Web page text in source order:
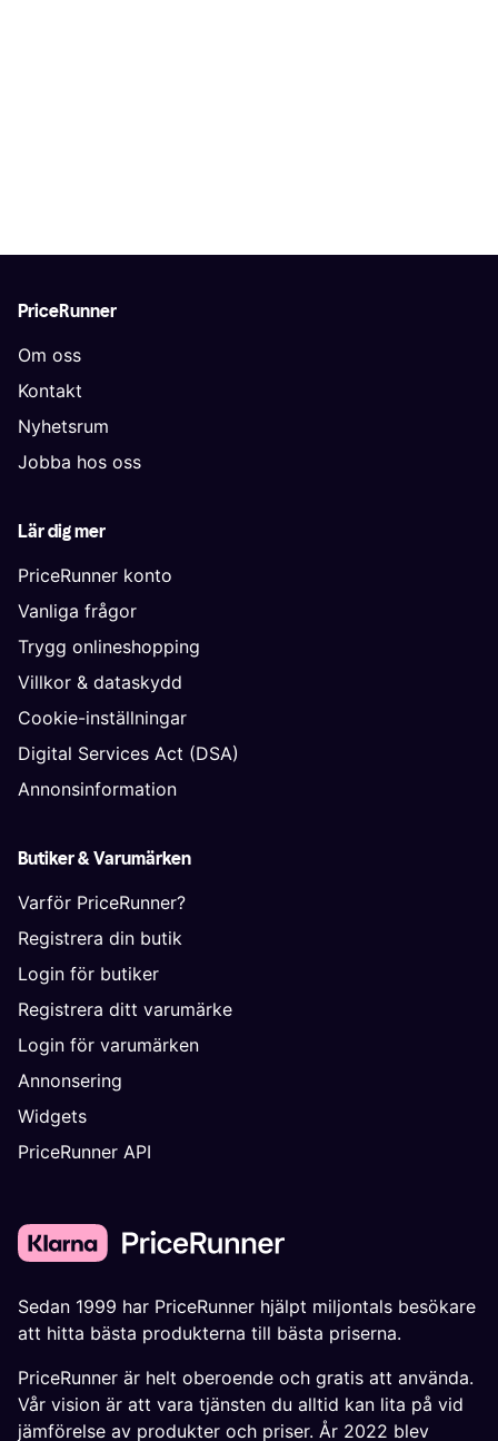
PriceRunner
Om oss
Kontakt
Nyhetsrum
Jobba hos oss
Lär dig mer
PriceRunner konto
Vanliga frågor
Trygg onlineshopping
Villkor & dataskydd
Cookie-inställningar
Digital Services Act (DSA)
Annonsinformation
Butiker & Varumärken
Varför PriceRunner?
Registrera din butik
Login för butiker
Registrera ditt varumärke
Login för varumärken
Annonsering
Widgets
PriceRunner API
Sedan 1999 har PriceRunner hjälpt miljontals besökare
att hitta bästa produkterna till bästa priserna.
PriceRunner är helt oberoende och gratis att använda.
Vår vision är att vara tjänsten du alltid kan lita på vid
jämförelse av produkter och priser. År 2022 blev